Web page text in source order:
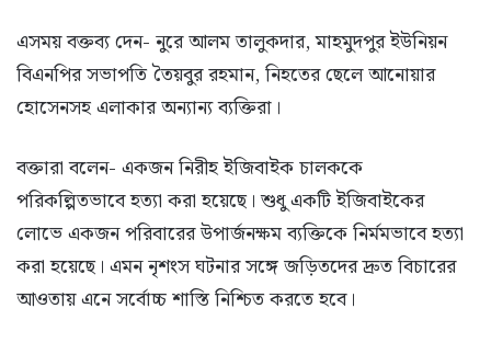
এসময় বক্তব্য দেন- নুরে আলম তালুকদার, মাহমুদপুর ইউনিয়ন
বিএনপির সভাপতি তৈয়বুর রহমান, নিহতের ছেলে আনোয়ার
হোসেনসহ এলাকার অন্যান্য ব্যক্তিরা।
বক্তারা বলেন- একজন নিরীহ ইজিবাইক চালককে
পরিকল্পিতভাবে হত্যা করা হয়েছে। শুধু একটি ইজিবাইকের
লোভে একজন পরিবারের উপার্জনক্ষম ব্যক্তিকে নির্মমভাবে হত্যা
করা হয়েছে। এমন নৃশংস ঘটনার সঙ্গে জড়িতদের দ্রুত বিচারের
আওতায় এনে সর্বোচ্চ শাস্তি নিশ্চিত করতে হবে।